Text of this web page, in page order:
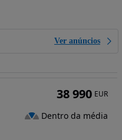
Ver anúncios
38 990 EUR
Dentro da média